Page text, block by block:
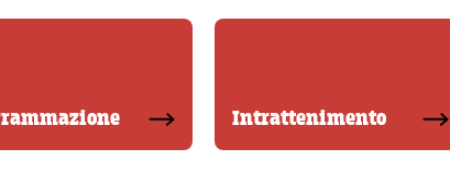
Intrattenimento